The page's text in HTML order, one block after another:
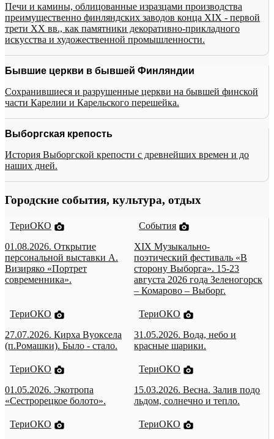
Печи и камины, облицованные изразцами производства
преимущественно финляндских заводов конца XIX - первой
трети XX вв., как памятники декоративно-прикладного
искусства и художественной промышленности.
Бывшие церкви в бывшей Финляндии
Сохранившиеся и разрушенные церкви на бывшей финской
части Карелии и Карельского перешейка.
Выборгская крепость
История Выборгской крепости с древнейших времен и до
наших дней.
Городские события, культура, отдых
ТериОКО
01.08.2026. Открытие
персональной выставки А.
Визиряко «Портрет
современника».
События
XIX Музыкально-
поэтический фестиваль «В
сторону Выборга». 15-23
августа 2026 года Зеленогорск
– Комарово – Выборг.
ТериОКО
27.07.2026. Кирха Вуоксела
(п.Ромашки). Было - стало.
ТериОКО
31.05.2026. Вода, небо и
красные шарики.
ТериОКО
01.05.2026. Экотропа
«Сестрорецкое болото».
ТериОКО
15.03.2026. Весна. Залив подо
льдом, солнечно и тепло.
ТериОКО
ТериОКО